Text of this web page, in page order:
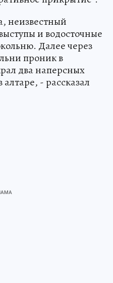
неизвестный
и водосточные
Далее через
проник в
два наперсных
- рассказал